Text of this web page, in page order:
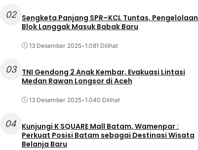
02
Sengketa Panjang SPR–KCL Tuntas, Pengelolaan
Blok Langgak Masuk Babak Baru
13 Desember 2025•1.081 Dilihat
03
TNI Gendong 2 Anak Kembar, Evakuasi Lintasi
Medan Rawan Longsor di Aceh
13 Desember 2025•1.040 Dilihat
04 Kunjungi K SQUARE Mall Batam, Wamenpar :
Perkuat Posisi Batam sebagai Destinasi Wisata
Belanja Baru